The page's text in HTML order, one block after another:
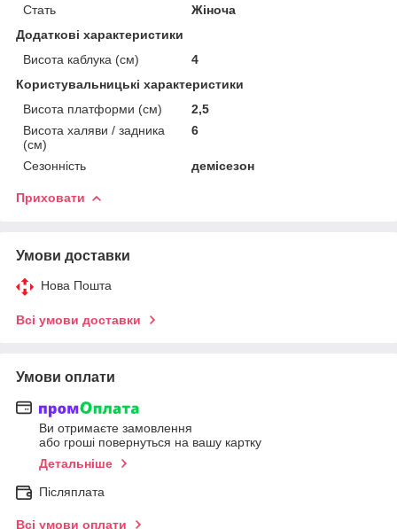
Стать
Жіноча
Додаткові характеристики
Висота каблука (см)
4
Користувальницькі характеристики
Висота платформи (см)
2,5
Висота халяви / задника
(см)
6
Сезонність демісезон
Приховати
Умови доставки
Нова Пошта
Всі умови доставки
Умови оплати
Ви отримаєте замовлення
або гроші повернуться на вашу картку
Детальніше
Післяплата
Всі умови оплати